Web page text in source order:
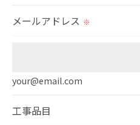
予めご了承ください。
当社では、お客様の個人情
用停止の手続を定めさせ
ご本人である事を確認のう
メールアドレス ※
your@email.com
工事品目